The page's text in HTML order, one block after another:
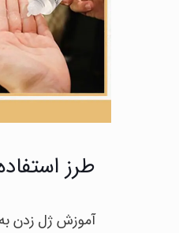
طرز
آموزش ژل زدن